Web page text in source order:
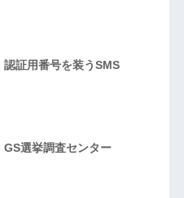
証用番号を装うSMS
選挙調査センター